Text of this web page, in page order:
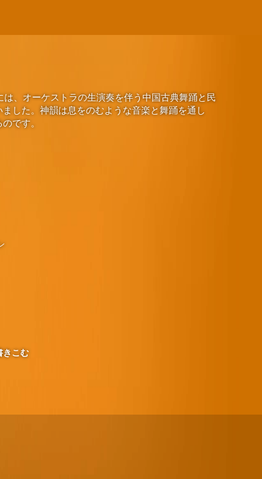
、オーケストラの生演奏を伴う中国古典舞踊と民
した。神韻は息をのむような音楽と舞踊を通し
です。
きこむ